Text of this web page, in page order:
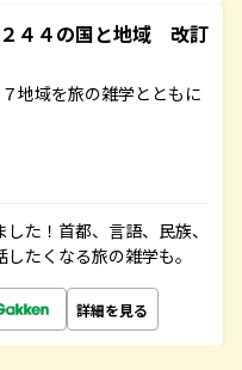
４４の国と地域 改訂
地域を旅の雑学とともに
た！首都、言語、民族、
たくなる旅の雑学も。
詳細を見る